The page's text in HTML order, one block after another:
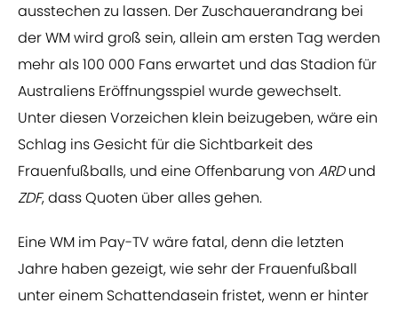
ausstechen zu lassen. Der Zuschauerandrang bei
der WM wird groß sein, allein am ersten Tag werden
mehr als 100 000 Fans erwartet und das Stadion für
Australiens Eröffnungsspiel wurde gewechselt.
Unter diesen Vorzeichen klein beizugeben, wäre ein
Schlag ins Gesicht für die Sichtbarkeit des
Frauenfußballs, und eine Offenbarung von ARDund
ZDF, dass Quoten über alles gehen.
Eine WM im Pay-TV wäre fatal, denn die letzten
Jahre haben gezeigt, wie sehr der Frauenfußball
unter einem Schattendasein fristet, wenn er hinter